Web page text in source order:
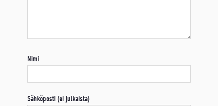
Nimi
Sähköposti (ei julkaista)